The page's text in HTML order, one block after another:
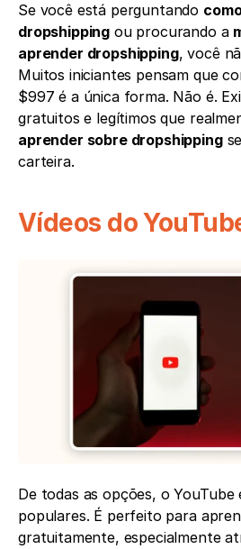
Se você está perguntando
dropshipping ou procurando a
aprender dropshipping, você
Muitos iniciantes pensam que
$997 é a única forma. Não é.
aprender sobre dropshipping
carteira.
Vídeos do
De todas as opções, o YouTube
populares. É perfeito para
gratuitamente, especialmente